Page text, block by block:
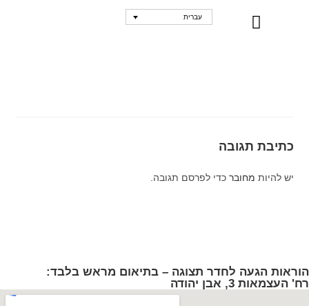
עברית
כתיבת תגובה
יש להיות מחובר כדי לפרסם תגובה.
הוראות הגעה לחדר תצוגה – בתיאום מראש בלבד:
רח' העצמאות 3, אבן יהודה